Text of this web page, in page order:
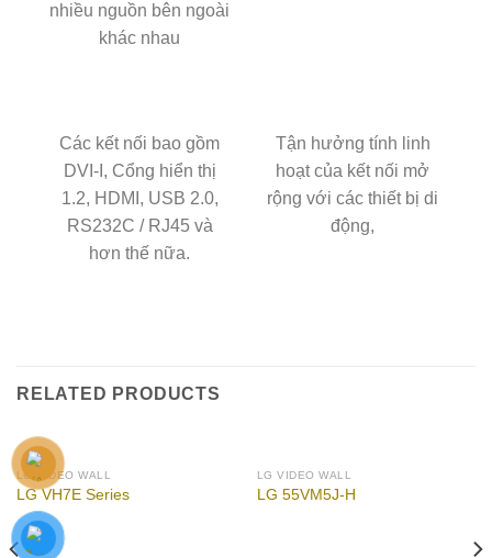
nhiều nguồn bên ngoài
khác nhau
Các kết nối bao gồm
DVI-I, Cổng hiển thị
1.2, HDMI, USB 2.0,
RS232C / RJ45 và
hơn thế nữa.
Tận hưởng tính linh
hoạt của kết nối mở
rộng với các thiết bị di
động,
RELATED PRODUCTS
LG VIDEO WALL
LG VH7E Series
LG VIDEO WALL
LG 55VM5J-H